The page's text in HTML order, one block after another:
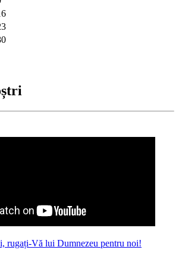
rugați-Vă lui Dumnezeu pentru noi!